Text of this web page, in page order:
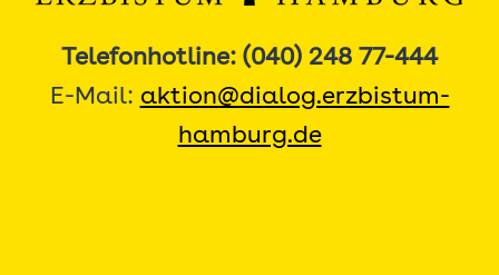
Telefonhotline: (040) 248 77-444
E-Mail: aktion@dialog.erzbistum-
hamburg.de